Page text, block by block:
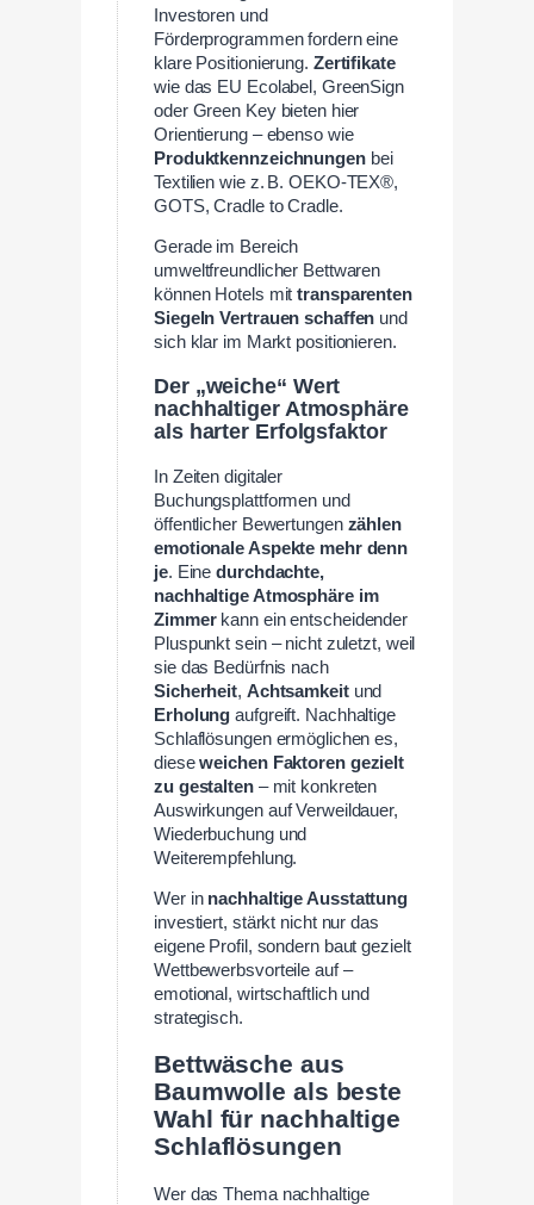
Investoren und
Förderprogrammen fordern eine
klare Positionierung. Zertifikate
wie das EU Ecolabel, GreenSign
oder Green Key bieten hier
Orientierung – ebenso wie
Produktkennzeichnungen bei
Textilien wie z. B. OEKO-TEX®,
GOTS, Cradle to Cradle.
Gerade im Bereich
umweltfreundlicher Bettwaren
können Hotels mittransparenten
Siegeln Vertrauen schaffen und
sich klar im Markt positionieren.
Der „weiche“ Wert
nachhaltiger Atmosphäre
als harter Erfolgsfaktor
In Zeiten digitaler
Buchungsplattformen und
öffentlicher Bewertungen zählen
emotionale Aspekte mehr denn
je. Einedurchdachte,
nachhaltige Atmosphäre im
Zimmerkann ein entscheidender
Pluspunkt sein – nicht zuletzt, weil
sie das Bedürfnis nach
Sicherheit, Achtsamkeit und
Erholungaufgreift. Nachhaltige
Schlaflösungen ermöglichen es,
dieseweichen Faktoren gezielt
zu gestalten– mit konkreten
Auswirkungen auf Verweildauer,
Wiederbuchung und
Weiterempfehlung.
Wer in nachhaltige Ausstattung
investiert, stärkt nicht nur das
eigene Profil, sondern baut gezielt
Wettbewerbsvorteile auf –
emotional, wirtschaftlich und
strategisch.
Bettwäsche aus
Baumwolle als beste
Wahl für nachhaltige
Schlaflösungen
Wer das Thema nachhaltige